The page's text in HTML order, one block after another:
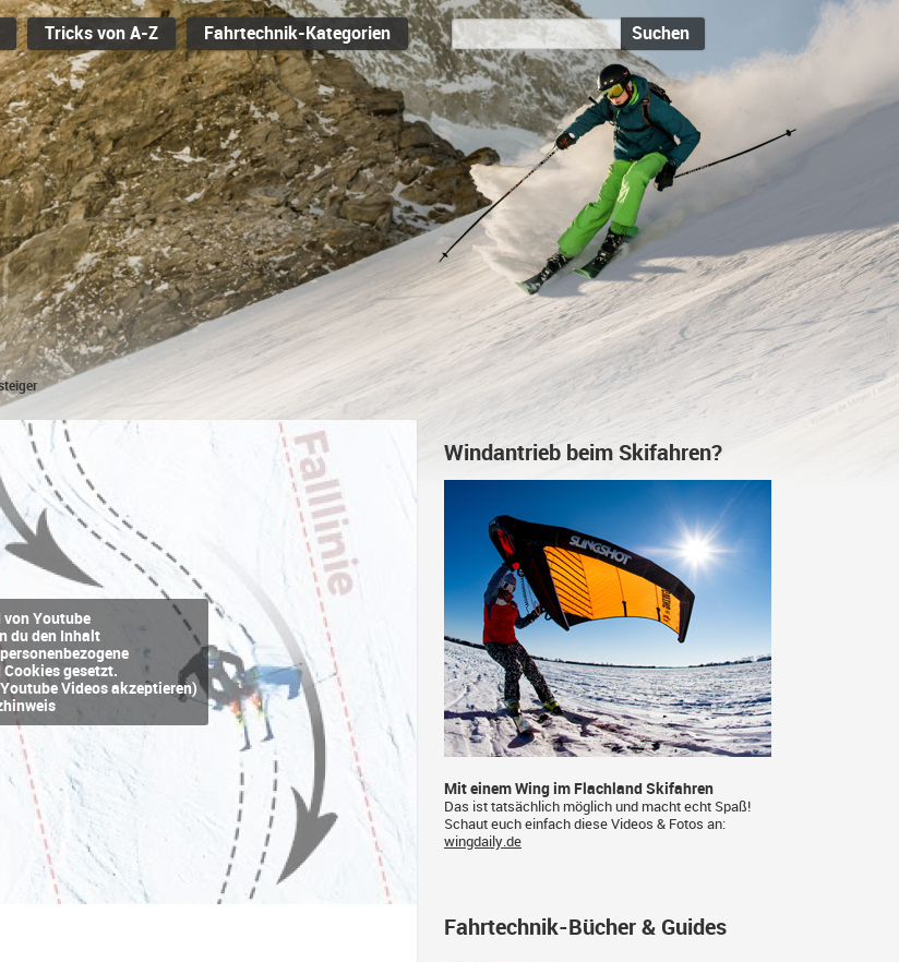
Tricks von A-Z Fahrtechnik-Kategorien Suchen
von Youtube
du den Inhalt
gesetzt.
Videos akzeptieren)
Windantrieb beim Skifahren?
Mit einem Wing im Flachland Skifahren
Das ist tatsächlich möglich und macht echt Spaß!
Schaut euch einfach diese Videos & Fotos an:
wingdaily.de
Fahrtechnik-Bücher & Guides